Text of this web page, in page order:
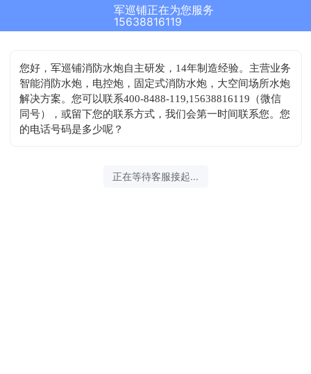
军巡铺正在为您服务
15638816119
您好，军巡铺消防水炮自主研发，14年制造经验。主营业务
智能消防水炮，电控炮，固定式消防水炮，大空间场所水炮
解决方案。您可以联系400-8488-119,15638816119（微信
同号），或留下您的联系方式，我们会第一时间联系您。您
的电话号码是多少呢？
正在等待客服接起...